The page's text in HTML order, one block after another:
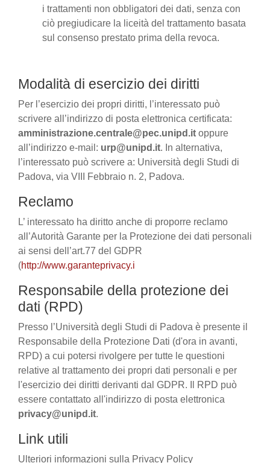
i trattamenti non obbligatori dei dati, senza con
ciò pregiudicare la liceità del trattamento basata
sul consenso prestato prima della revoca.
Modalità di esercizio dei diritti
Per l’esercizio dei propri diritti, l’interessato può
scrivere all’indirizzo di posta elettronica certificata:
amministrazione.centrale@pec.unipd.it oppure
all’indirizzo e-mail: urp@unipd.it. In alternativa,
l’interessato può scrivere a: Università degli Studi di
Padova, via VIII Febbraio n. 2, Padova.
Reclamo
L’ interessato ha diritto anche di proporre reclamo
all’Autorità Garante per la Protezione dei dati personali
ai sensi dell’art.77 del GDPR
(http://www.garanteprivacy.i
Responsabile della protezione dei
dati (RPD)
Presso l’Università degli Studi di Padova è presente il
Responsabile della Protezione Dati (d'ora in avanti,
RPD) a cui potersi rivolgere per tutte le questioni
relative al trattamento dei propri dati personali e per
l'esercizio dei diritti derivanti dal GDPR. Il RPD può
essere contattato all'indirizzo di posta elettronica
privacy@unipd.it.
Link utili
Ulteriori informazioni sulla Privacy Policy